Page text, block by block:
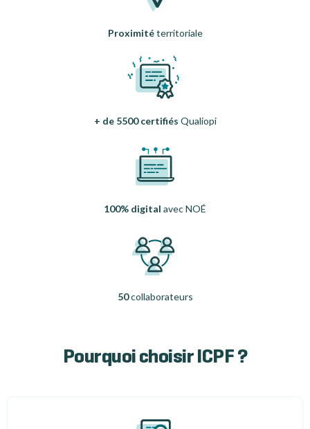
+ de 5500 certifiés Qualiopi
100% digital avec NOÉ
50collaborateurs
Proximitéterritoriale
Pourquoi choisir ICPF ?